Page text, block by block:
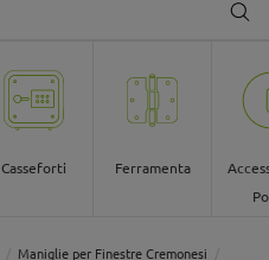
Casseforti Ferramenta
Maniglie per Finestre Cremonesi